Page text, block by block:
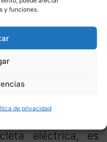
y funciones.
de privacidad
la mejor e bike
modelos que
e bike 2022
disfrutar de
eléctrica, es